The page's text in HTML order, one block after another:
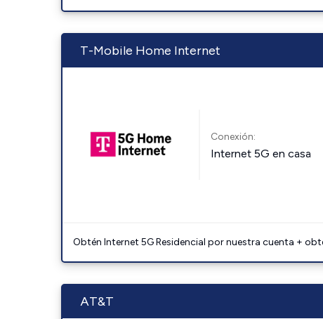
T-Mobile Home Internet
Conexión:
Internet 5G en casa
Obtén Internet 5G Residencial por nuestra cuenta +
AT&T